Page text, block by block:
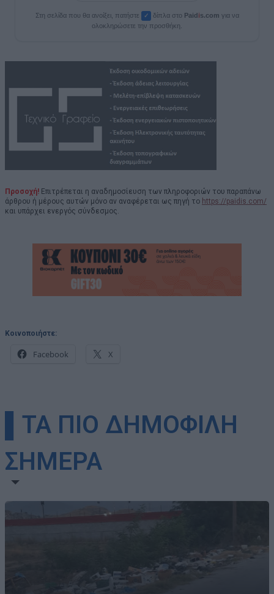
Στη σελίδα που θα ανοίξει, πατήστε ✓ δίπλα στο Paidis.com για να
ολοκληρώσετε την προσθήκη.
Προσοχή! Επιτρέπεται η αναδημοσίευση των πληροφοριών του παραπάνω
άρθρου ή μέρους αυτών μόνο αν αναφέρεται ως πηγή το https://paidis.com/
και υπάρχει ενεργός σύνδεσμος.
Κοινοποιήστε:
Facebook X
▌ΤΑ ΠΙΟ ΔΗΜΟΦΙΛΗ
ΣΗΜΕΡΑ